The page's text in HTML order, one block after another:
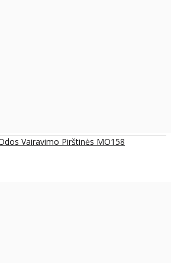
Vairavimo Pirštinės MO158